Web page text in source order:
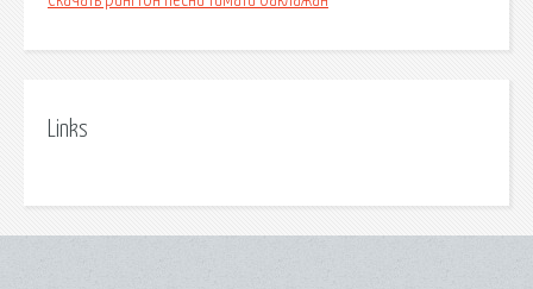
Links